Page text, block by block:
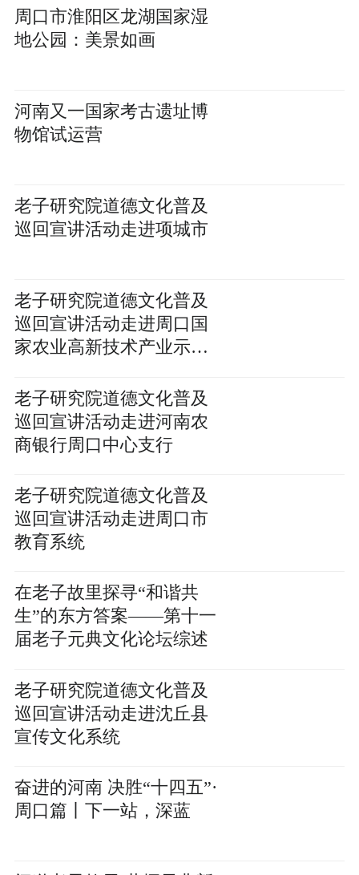
周口市淮阳区龙湖国家湿
地公园：美景如画
河南又一国家考古遗址博
物馆试运营
老子研究院道德文化普及
巡回宣讲活动走进项城市
老子研究院道德文化普及
巡回宣讲活动走进周口国
家农业高新技术产业示范
老子研究院道德文化普及
巡回宣讲活动走进河南农
商银行周口中心支行
老子研究院道德文化普及
巡回宣讲活动走进周口市
教育系统
在老子故里探寻“和谐共
生”的东方答案——第十一
届老子元典文化论坛综述
老子研究院道德文化普及
巡回宣讲活动走进沈丘县
宣传文化系统
奋进的河南 决胜“十四五”·
周口篇丨下一站，深蓝